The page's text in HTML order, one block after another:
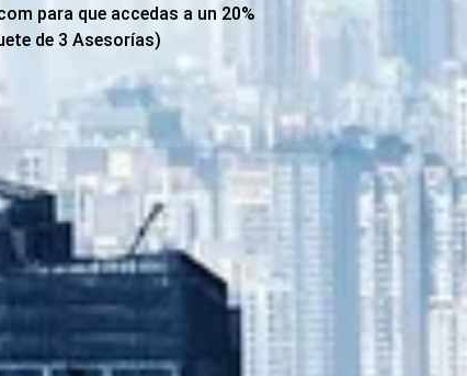
para que accedas a un 20%
de 3 Asesorías)